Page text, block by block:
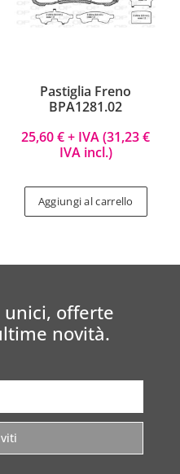
Pastiglia Freno
BPA1281.02
25,60€+ IVA (31,23€
IVA incl.)
Aggiungi al carrello
unici, offerte
novità.